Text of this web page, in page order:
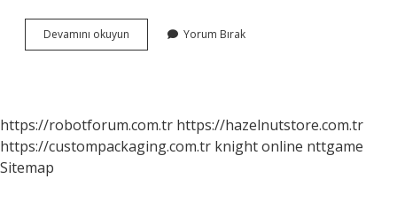
Devamını okuyun Salçanın
Doğal
Yorum Bırak
https://robotforum.com.tr https://hazelnutstore.com.tr
https://custompackaging.com.tr knight online nttgame
Sitemap